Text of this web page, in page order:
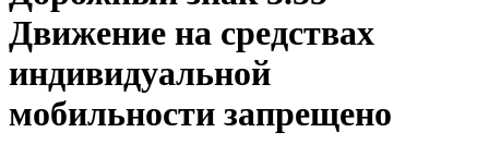
Движение на средствах
индивидуальной
мобильности запрещено